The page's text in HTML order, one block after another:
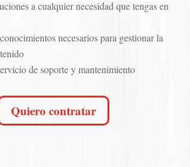
a cualquier necesidad que tengas en
necesarios para gestionar la
de soporte y mantenimiento
Quiero contratar